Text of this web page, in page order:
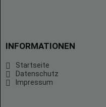
INFORMATIONEN
Startseite
Datenschutz
Impressum